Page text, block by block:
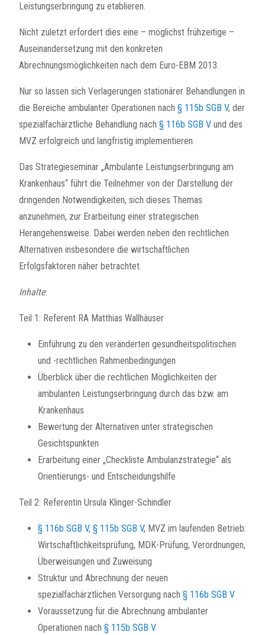
Leistungserbringung zu etablieren.
Nicht zuletzt erfordert dies eine – möglichst frühzeitige –
Auseinandersetzung mit den konkreten
Abrechnungsmöglichkeiten nach dem Euro-EBM 2013.
Nur so lassen sich Verlagerungen stationärer Behandlungen in
die Bereiche ambulanter Operationen nach § 115b SGB V, der
spezialfachärztliche Behandlung nach § 116b SGB V und des
MVZ erfolgreich und langfristig implementieren.
Das Strategieseminar „Ambulante Leistungserbringung am
Krankenhaus“ führt die Teilnehmer von der Darstellung der
dringenden Notwendigkeiten, sich dieses Themas
anzunehmen, zur Erarbeitung einer strategischen
Herangehensweise. Dabei werden neben den rechtlichen
Alternativen insbesondere die wirtschaftlichen
Erfolgsfaktoren näher betrachtet.
Inhalte:
Teil 1: Referent RA Matthias Wallhäuser
Einführung zu den veränderten gesundheitspolitischen
und -rechtlichen Rahmenbedingungen
Überblick über die rechtlichen Möglichkeiten der
ambulanten Leistungserbringung durch das bzw. am
Krankenhaus
Bewertung der Alternativen unter strategischen
Gesichtspunkten
Erarbeitung einer „Checkliste Ambulanzstrategie“ als
Orientierungs- und Entscheidungshilfe
Teil 2: Referentin Ursula Klinger-Schindler
§ 116b SGB V, § 115b SGB V, MVZ im laufenden Betrieb:
Wirtschaftlichkeitsprüfung, MDK-Prüfung, Verordnungen,
Überweisungen und Zuweisung
Struktur und Abrechnung der neuen
spezialfachärztlichen Versorgung nach § 116b SGB V
Voraussetzung für die Abrechnung ambulanter
Operationen nach § 115b SGB V